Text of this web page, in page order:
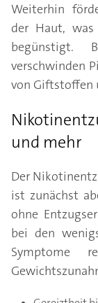
Weiterhin
der Haut,
begünstigt.
verschwinden
von Giftstoffen
und mehr
Der
ist zunächst
ohne
bei den
Symptome